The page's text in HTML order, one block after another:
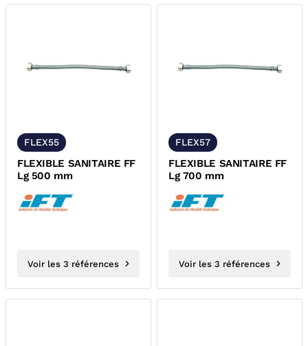
FLEX55
FLEXIBLE SANITAIRE FF
Lg 500 mm
Voir les 3 références
FLEX57
FLEXIBLE SANITAIRE FF
Lg 700 mm
Voir les 3 références